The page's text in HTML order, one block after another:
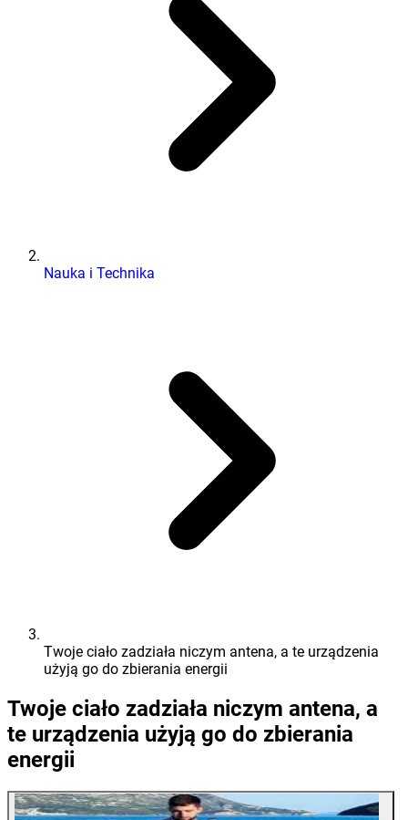
Nauka i Technika
Twoje ciało zadziała niczym antena, a te urządzenia
użyją go do zbierania energii
Twoje ciało zadziała niczym antena, a
te urządzenia użyją go do zbierania
energii